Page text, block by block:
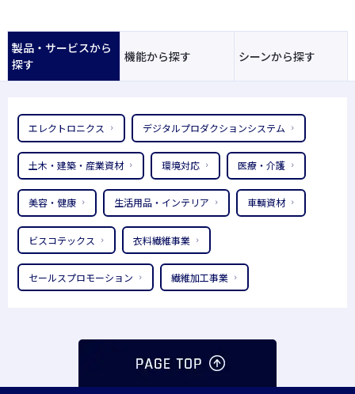
製品・サービスから
探す
機能から探す シーンから探す
エレクトロニクス デジタルプロダクションシステム
土木・建築・産業資材 環境対応 医療・介護
美容・健康 生活用品・インテリア 車輌資材
ビスコテックス 衣料繊維事業
セールスプロモーション 繊維加工事業